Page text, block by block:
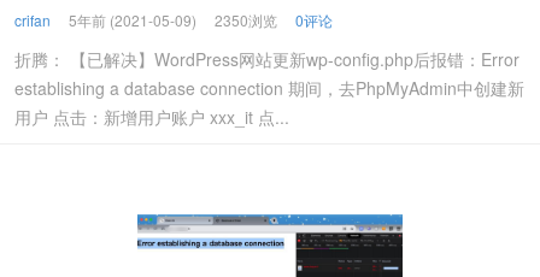
crifan 5年前 (2021-05-09) 2350浏览 0评论
折腾： 【已解决】WordPress网站更新wp-config.php后报错：Error
establishing a database connection 期间，去PhpMyAdmin中创建新
用户 点击：新增用户账户 xxx_it 点...